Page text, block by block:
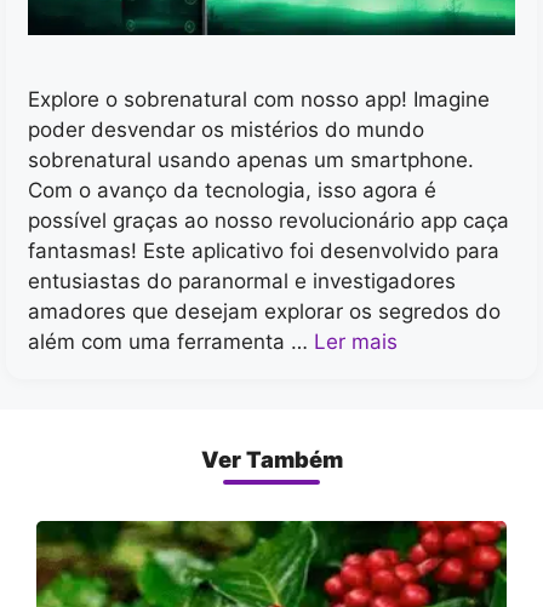
Explore o sobrenatural com nosso app! Imagine
poder desvendar os mistérios do mundo
sobrenatural usando apenas um smartphone.
Com o avanço da tecnologia, isso agora é
possível graças ao nosso revolucionário app caça
fantasmas! Este aplicativo foi desenvolvido para
entusiastas do paranormal e investigadores
amadores que desejam explorar os segredos do
além com uma ferramenta … Ler mais
Ver Também